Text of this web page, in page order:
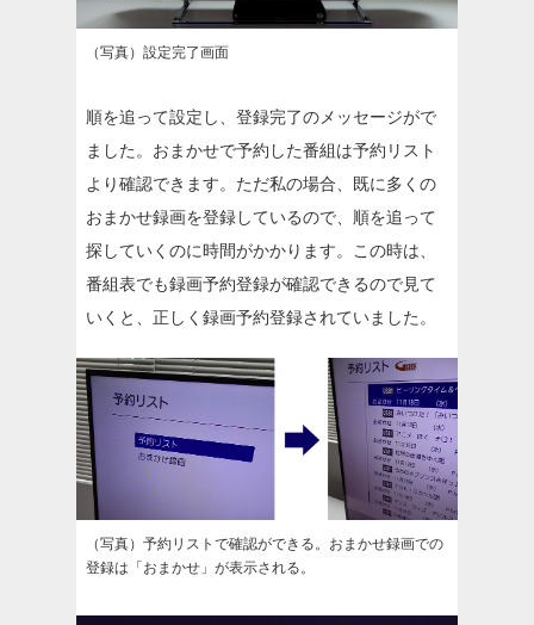
（写真）設定完了画面
順を追って設定し、登録完了のメッセージがで
ました。おまかせで予約した番組は予約リスト
より確認できます。ただ私の場合、既に多くの
おまかせ録画を登録しているので、順を追って
探していくのに時間がかかります。この時は、
番組表でも録画予約登録が確認できるので見て
いくと、正しく録画予約登録されていました。
（写真）予約リストで確認ができる。おまかせ録画での
登録は「おまかせ」が表示される。